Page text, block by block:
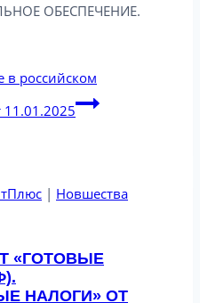
ОБЕСПЕЧЕНИЕ.
в российском
11.01.2025
| Новшества
«ГОТОВЫЕ
НАЛОГИ» ОТ